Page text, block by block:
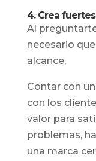
4. Crea
Al
necesario
alcance,
Contar con
con los
valor para
problemas,
una marca